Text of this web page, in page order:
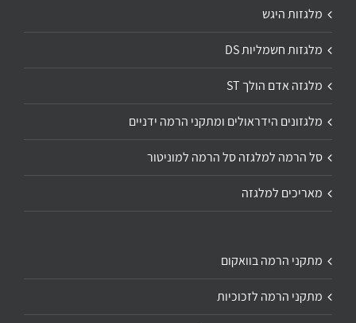
מלגזות היגש
מלגזות חשמליות DS
מלגזה אדם הולך ST
מלגזונים הידראולים ומתקני הרמה ידניים
סל הרמה למלגזה סל הרמה למוניטור
מאריכים למלגזה
מתקני הרמה בוואקום
מתקני הרמה לזכוכיות